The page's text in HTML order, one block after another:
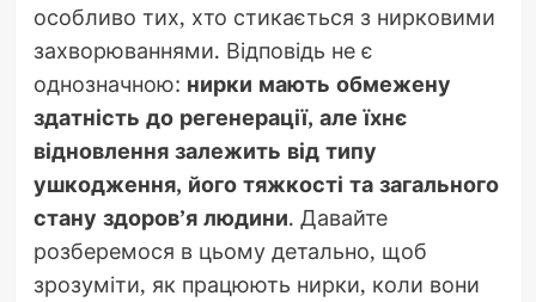
особливо тих, хто стикається з нирковими
захворюваннями. Відповідь не є
однозначною: нирки мають обмежену
здатність до регенерації, але їхнє
відновлення залежить від типу
ушкодження, його тяжкості та загального
стану здоров’я людини. Давайте
розберемося в цьому детально, щоб
зрозуміти, як працюють нирки, коли вони